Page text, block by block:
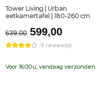
Tower Living | Urban
eetkamertafel | 180-260 cm
639,00 Original
price
was:
€639,00.
599,00Current
price
is:
€599,00.
9 review(s)
Voor 16.00u, vandaag verzonden